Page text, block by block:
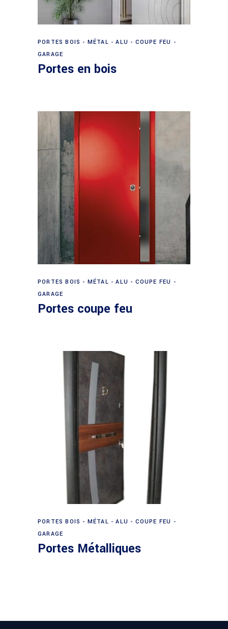
Lire la suite
PORTES BOIS - MÉTAL - ALU - COUPE FEU -
GARAGE
Portes en bois
Lire la suite
PORTES BOIS - MÉTAL - ALU - COUPE FEU -
GARAGE
Portes coupe feu
Lire la suite
PORTES BOIS - MÉTAL - ALU - COUPE FEU -
GARAGE
Portes Métalliques